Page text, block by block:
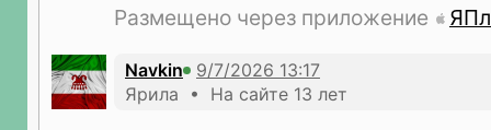
Размещено через приложение
Navkin
Ярила • На сайте 13 лет